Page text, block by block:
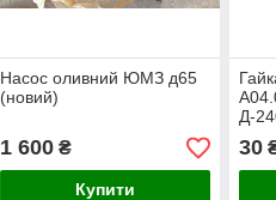
Насос оливний ЮМЗ д65
(новий)
1 600₴
Купити
Д-
30